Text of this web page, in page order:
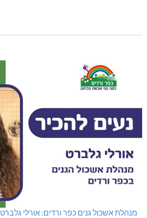
מנהלת אשכול גנים כפר ורדים: אורלי גלברט